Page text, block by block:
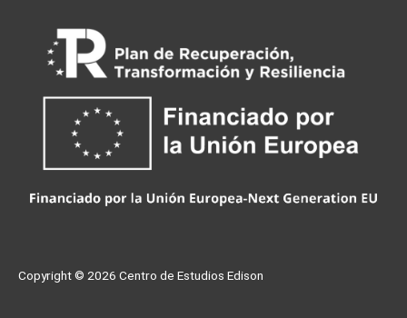
Copyright © 2026 Centro de Estudios Edison